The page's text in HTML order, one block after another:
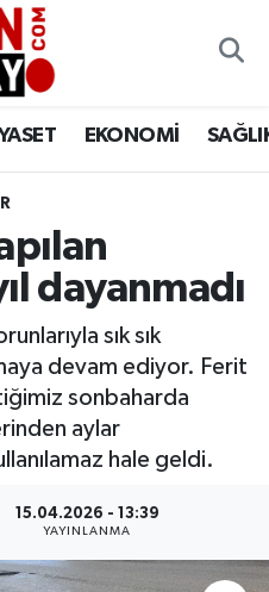
EKONOMİ
dayanmadı
sık sık
devam ediyor. Ferit
sonbaharda
aylar
hale geldi.
15.04.2026 - 13:39
YAYINLANMA
ve Fikstür